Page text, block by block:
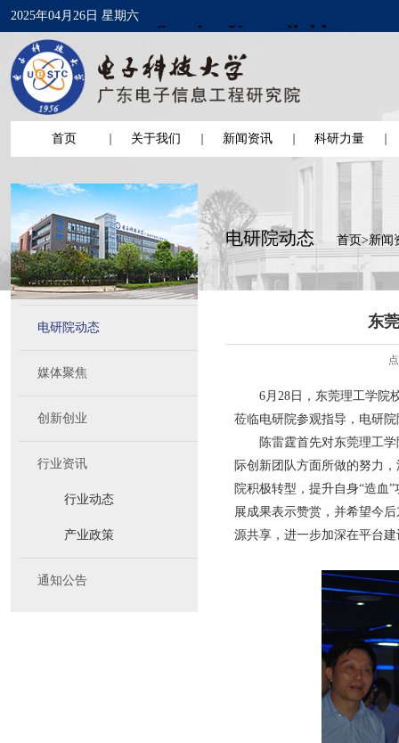
2025年04月26日 星期六
首页 关于我们 新闻资讯 科研力量
电研院动态
媒体聚焦
创新创业
行业资讯
行业动态
产业政策
通知公告
电研院动态 首页>新闻
东
6月28日，东莞理工学院
莅临电研院参观指导，电研
陈雷霆首先对东莞理工
际创新团队方面所做的努力
院积极转型，提升自身“造血
展成果表示赞赏，并希望今
源共享，进一步加深在平台